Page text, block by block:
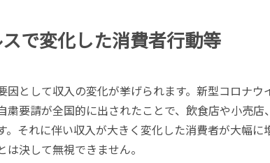
で変化した消費者行動等
因として収入の変化が挙げられます。新型コロナウ
粛要請が全国的に出されたことで、飲食店や小売店
。それに伴い収入が大きく変化した消費者が大幅に
決して無視できません。